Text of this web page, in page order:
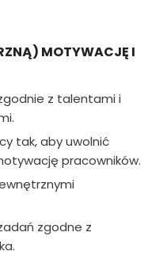
MOTYWACJĘ I
z talentami i
tak, aby uwolnić
pracowników.
zgodne z